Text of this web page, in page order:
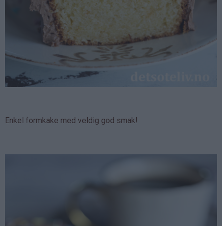
Enkel formkake med veldig god smak!